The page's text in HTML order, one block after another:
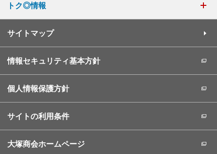
トク◎情報
サイトマップ
情報セキュリティ基本方針
個人情報保護方針
サイトの利用条件
大塚商会ホームページ